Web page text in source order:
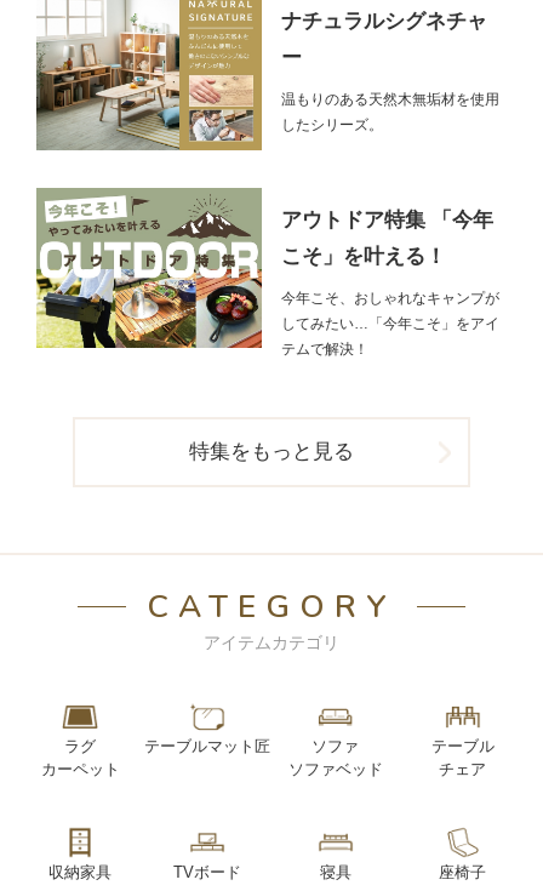
ナチュラルシグネチャ
ー
温もりのある天然木無垢材を使用
したシリーズ。
アウトドア特集 「今年
こそ」を叶える！
今年こそ、おしゃれなキャンプが
してみたい…「今年こそ」をアイ
テムで解決！
特集をもっと見る
CATEGORY
アイテムカテゴリ
ラグ
カーペット
テーブルマット匠
ソファ
ソファベッド
テーブル
チェア
収納家具 TVボード 寝具 座椅子